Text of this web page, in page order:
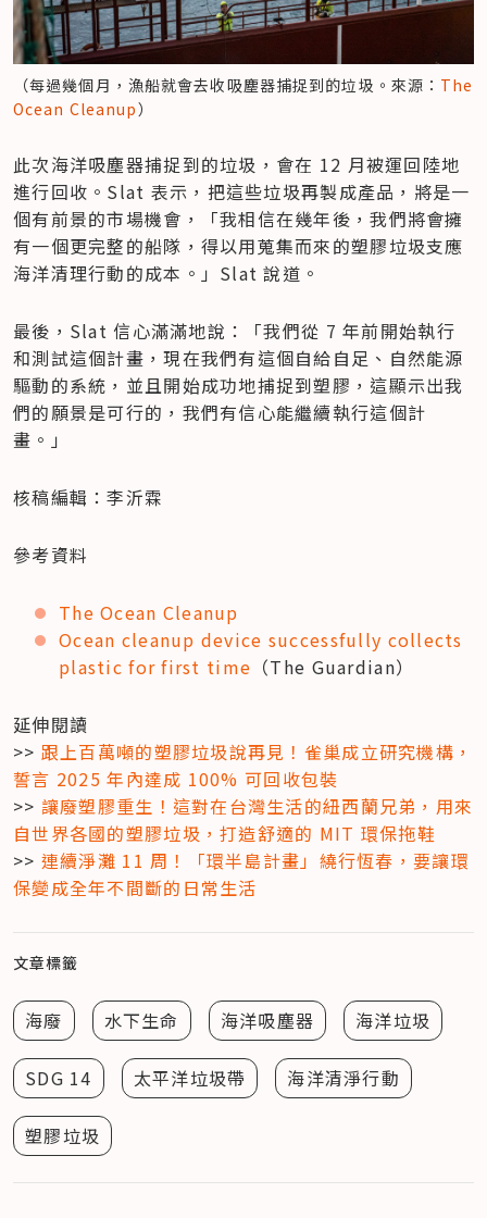
（每過幾個月，漁船就會去收吸塵器捕捉到的垃圾。來源： The
Ocean Cleanup）
此次海洋吸塵器捕捉到的垃圾，會在 12 月被運回陸地
進行回收。Slat 表示，把這些垃圾再製成產品，將是一
個有前景的市場機會，「我相信在幾年後，我們將會擁
有一個更完整的船隊，得以用蒐集而來的塑膠垃圾支應
海洋清理行動的成本。」Slat 說道。
最後，Slat 信心滿滿地說：「我們從 7 年前開始執行
和測試這個計畫，現在我們有這個自給自足、自然能源
驅動的系統，並且開始成功地捕捉到塑膠，這顯示出我
們的願景是可行的，我們有信心能繼續執行這個計
畫。」
核稿編輯：李沂霖
參考資料
The Ocean Cleanup
Ocean cleanup device successfully collects
plastic for first time （The Guardian）
延伸閱讀
>> 跟上百萬噸的塑膠垃圾說再見！雀巢成立研究機構，
誓言 2025 年內達成 100% 可回收包裝
>> 讓廢塑膠重生！這對在台灣生活的紐西蘭兄弟，用來
自世界各國的塑膠垃圾，打造舒適的 MIT 環保拖鞋
>> 連續淨灘 11 周！「環半島計畫」繞行恆春，要讓環
保變成全年不間斷的日常生活
文章標籤
海廢 水下生命 海洋吸塵器 海洋垃圾
SDG 14 太平洋垃圾帶 海洋清淨行動
塑膠垃圾